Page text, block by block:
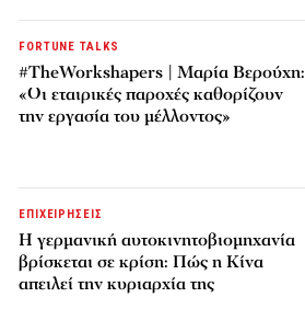
FORTUNE TALKS
#TheWorkshapers | Μαρία Βερούχη:
«Οι εταιρικές παροχές καθορίζουν
την εργασία του μέλλοντος»
ΕΠΙΧΕΙΡΗΣΕΙΣ
Η γερμανική αυτοκινητοβιομηχανία
βρίσκεται σε κρίση: Πώς η Κίνα
απειλεί την κυριαρχία της